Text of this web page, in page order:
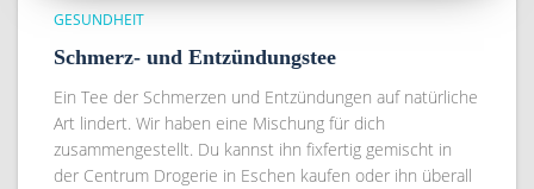
GESUNDHEIT
Schmerz- und Entzündungstee
Ein Tee der Schmerzen und Entzündungen auf natürliche
Art lindert. Wir haben eine Mischung für dich
zusammengestellt. Du kannst ihn fixfertig gemischt in
der Centrum Drogerie in Eschen kaufen oder ihn überall